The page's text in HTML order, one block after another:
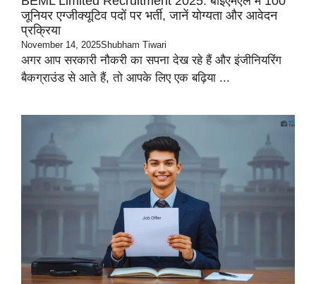
जूनियर एग्जीक्यूटिव पदों पर भर्ती, जानें योग्यता और आवेदन
प्रक्रिया
November 14, 2025Shubham Tiwari
अगर आप सरकारी नौकरी का सपना देख रहे हैं और इंजीनियरिंग
बैकग्राउंड से आते हैं, तो आपके लिए एक बढ़िया ...